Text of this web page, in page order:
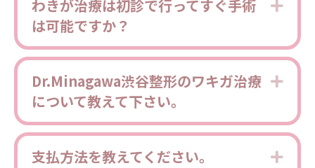
わきが治療は初診で行ってすぐ手術
は可能ですか？
Dr.Minagawa渋谷整形のワキガ治療
について教えて下さい。
支払方法を教えてください。